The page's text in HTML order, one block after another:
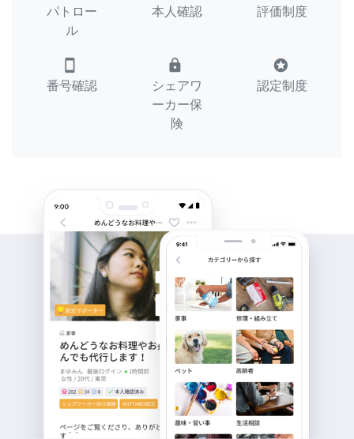
パトロー
ル
本人確認 評価制度
smartphone
番号確認
lock
シェアワ
ーカー保
険
stars
認定制度